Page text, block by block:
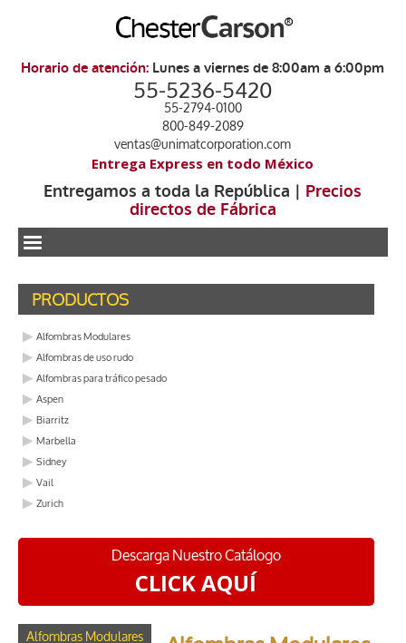
Horario de atención: Lunes a viernes de 8:00am a 6:00pm
55-5236-5420
55-2794-0100
800-849-2089
ventas@unimatcorporation.com
Entrega Express en todo México
Entregamos a toda la República | Precios
directos de Fábrica
.
PRODUCTOS
Alfombras Modulares
Alfombras de uso rudo
Alfombras para tráfico pesado
Aspen
Biarritz
Marbella
Sidney
Vail
Zurich
Descarga Nuestro Catálogo
CLICK AQUÍ
Alfombras Modulares